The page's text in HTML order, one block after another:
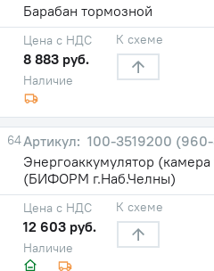
Барабан тормозной
Наличие
Цена с НДС
8 883 руб.
К схеме
64
100-3519200
Энергоаккумулятор
(БИФОРМ г.Наб.Челны)
Наличие
Цена с НДС
12 603 руб.
К схеме